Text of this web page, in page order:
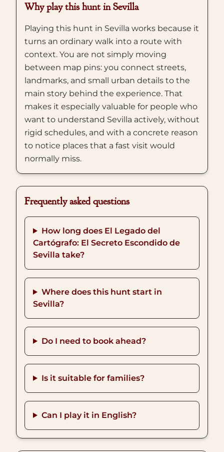
Why play this hunt in Sevilla
Playing this hunt in Sevilla works because it
turns an ordinary walk into a route with
context. You are not simply moving
between map pins: you connect streets,
landmarks, and small urban details to the
main story behind the experience. That
makes it especially valuable for people who
want to understand Sevilla actively, without
rigid schedules, and with a concrete reason
to notice places that a fast visit would
normally miss.
Frequently asked questions
How long does El Legado del
Cartógrafo: El Secreto Escondido de
Sevilla take?
Where does this hunt start in
Sevilla?
Do I need to book ahead?
Is it suitable for families?
Can I play it in English?